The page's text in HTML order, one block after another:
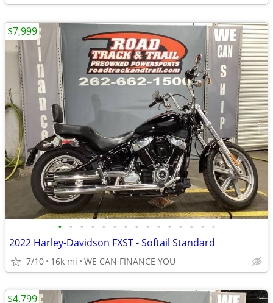
• • • • • • • • • • • • • • •
2022 Harley-Davidson FXST - Softail Standard
7/10 16k mi WE CAN FINANCE YOU
$7,999
$4,799